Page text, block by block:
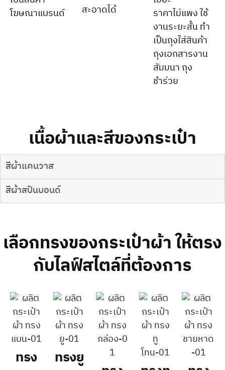
โฆษณาแบรนด์
สะอาดได้
ราคาไม่แพง ใช้
งานระยะสั้น ทำ
เป็นถุงใส่สินค้า
ถุงเอกสารงาน
สัมมนา ถุง
ชำร่วย
เนื้อผ้าและสีของกระเป๋า
สีผ้าแคนวาส
สีผ้าสปันบอนด์
เลือกทรงของกระเป๋าผ้า ให้ตรง
กับไลฟ์สไตล์ที่ต้องการ
ทรง ทรงยู